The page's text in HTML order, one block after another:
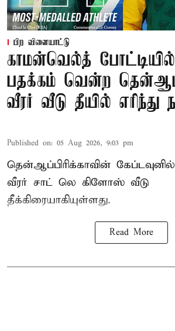
பிற விளையாட்டு
காமன்வெல்த்
பதக்கம் வென்ற
வீரர் வீடு தீயில் எரிந்து
Published on: 05 Aug 2026, 9:03 pm
தென்ஆப்பிரிக்காவின்
வீரர் சாட் லெ கிளோஸ் வீடு
தீக்கிரையாகியுள்ளது.
Read More